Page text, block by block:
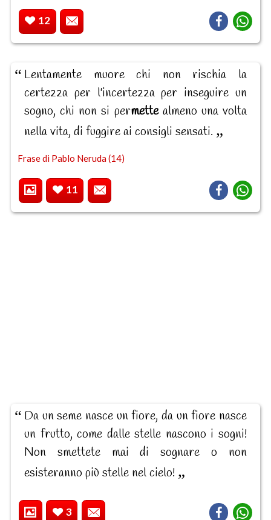
12
Lentamente muore chi non rischia la
certezza per l'incertezza per inseguire un
sogno, chi non si permettealmeno una volta
nella vita, di fuggire ai consigli sensati.
Frase di Pablo Neruda (14)
11
Da un seme nasce un fiore, da un fiore nasce
un frutto, come dalle stelle nascono i sogni!
Non smettete mai di sognare o non
esisteranno più stelle nel cielo!
3